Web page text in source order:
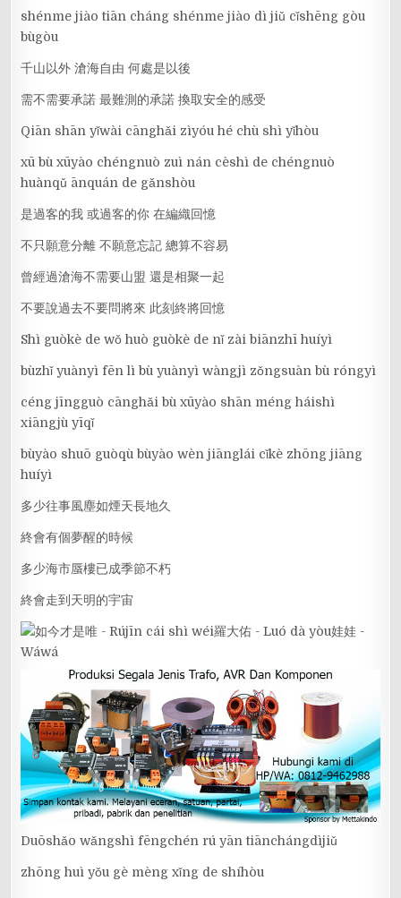
shénme jiào tiān cháng shénme jiào dì jiǔ cǐshēng gòu
bùgòu
千山以外 滄海自由 何處是以後
需不需要承諾 最難測的承諾 換取安全的感受
Qiān shān yǐwài cānghǎi zìyóu hé chù shì yǐhòu
xū bù xūyào chéngnuò zuì nán cèshì de chéngnuò
huànqǔ ānquán de gǎnshòu
是過客的我 或過客的你 在編織回憶
不只願意分離 不願意忘記 總算不容易
曾經過滄海不需要山盟 還是相聚一起
不要說過去不要問將來 此刻終將回憶
Shì guòkè de wǒ huò guòkè de nǐ zài biānzhī huíyì
bùzhǐ yuànyì fēn lì bù yuànyì wàngjì zǒngsuàn bù róngyì
céng jīngguò cānghǎi bù xūyào shān méng háishì
xiāngjù yīqǐ
bùyào shuō guòqù bùyào wèn jiānglái cǐkè zhōng jiāng
huíyì
多少往事風塵如煙天長地久
終會有個夢醒的時候
多少海市蜃樓已成季節不朽
終會走到天明的宇宙
Duōshǎo wǎngshì fēngchén rú yān tiānchángdìjiǔ
zhōng huì yǒu gè mèng xǐng de shíhòu